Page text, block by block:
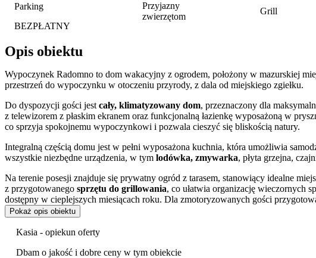
Parking
BEZPŁATNY
Przyjazny
zwierzętom
Grill
Opis obiektu
Wypoczynek Radomno to dom wakacyjny z ogrodem, położony w mazurskiej
przestrzeń do wypoczynku w otoczeniu przyrody, z dala od miejskiego zgiełku.
Do dyspozycji gości jest cały, klimatyzowany dom, przeznaczony dla
z telewizorem z płaskim ekranem oraz funkcjonalną łazienkę wyposażoną w
co sprzyja spokojnemu wypoczynkowi i pozwala cieszyć się bliskością natury.
Integralną częścią domu jest w pełni wyposażona kuchnia, która umożliwia
wszystkie niezbędne urządzenia, w tym lodówka, zmywarka, płyta grzejna,
Na terenie posesji znajduje się prywatny ogród z tarasem, stanowiący idealne
z przygotowanego sprzętu do grillowania, co ułatwia organizację wieczornych
dostępny w cieplejszych miesiącach roku. Dla zmotoryzowanych gości
Obiekt jest przyjazny zwierzętom, dzięki czemu można zaplanować pobyt z
Dom zlokalizowany jest w bezpośrednim sąsiedztwie Jeziora Radomno, co
wędkarstwa. Malownicza okolica sprzyja również aktywnemu wypoczynkowi na
Pokaż opis obiektu
Kasia - opiekun oferty
Dbam o jakość i dobre ceny w tym obiekcie